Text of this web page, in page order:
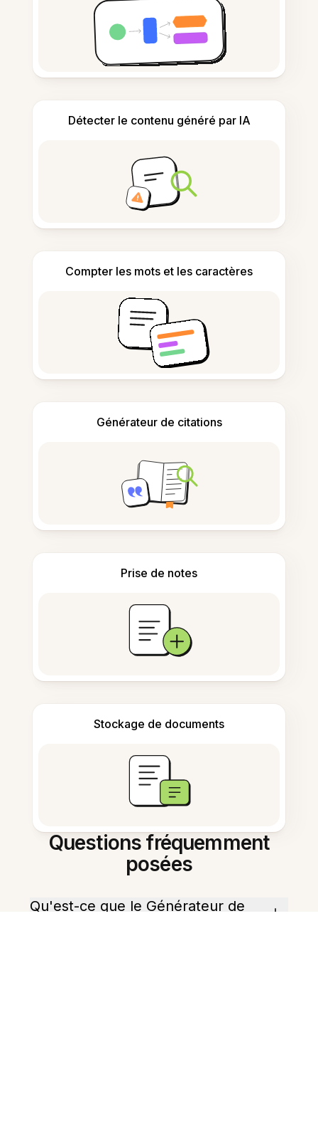
Détecter le contenu généré par IA
Compter les mots et les caractères
Générateur de citations
Prise de notes
Stockage de documents
Questions fréquemment
posées
Qu'est-ce que le Générateur de